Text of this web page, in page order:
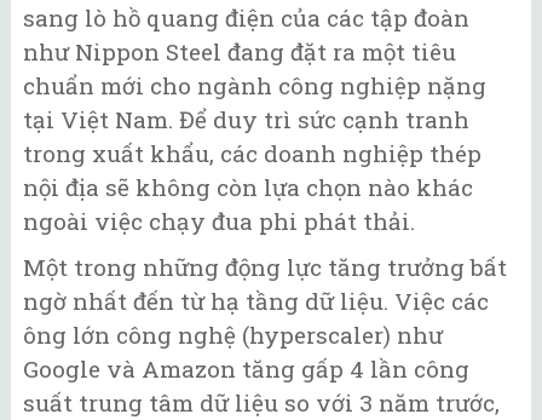
sang lò hồ quang điện của các tập đoàn
như Nippon Steel đang đặt ra một tiêu
chuẩn mới cho ngành công nghiệp nặng
tại Việt Nam. Để duy trì sức cạnh tranh
trong xuất khẩu, các doanh nghiệp thép
nội địa sẽ không còn lựa chọn nào khác
ngoài việc chạy đua phi phát thải.
Một trong những động lực tăng trưởng bất
ngờ nhất đến từ hạ tầng dữ liệu. Việc các
ông lớn công nghệ (hyperscaler) như
Google và Amazon tăng gấp 4 lần công
suất trung tâm dữ liệu so với 3 năm trước,